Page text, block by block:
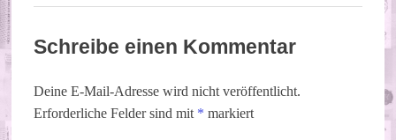
Schreibe einen Kommentar
Deine E-Mail-Adresse wird nicht veröffentlicht.
Erforderliche Felder sind mit * markiert